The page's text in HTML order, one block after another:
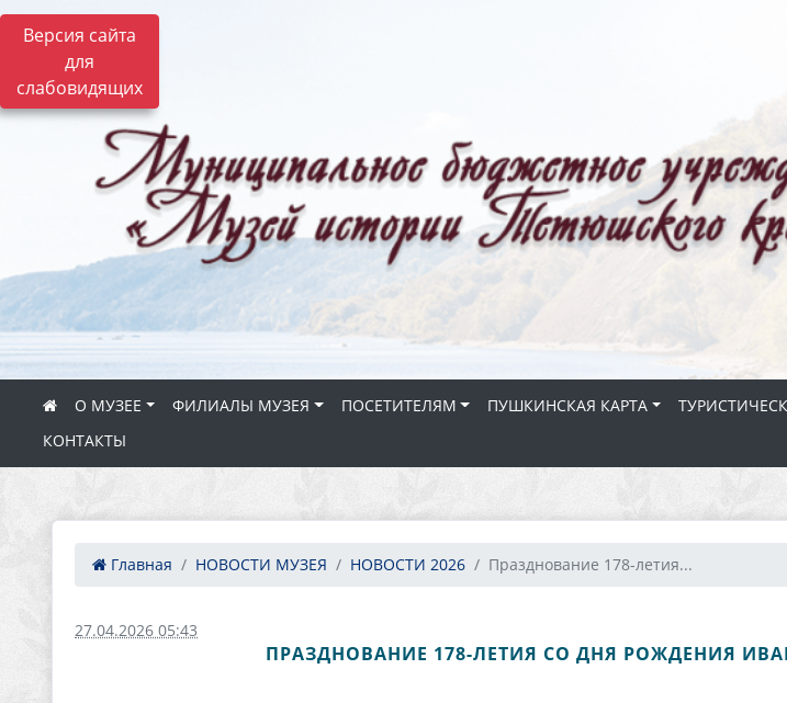
Версия сайта
для
слабовидящих
О МУЗЕЕ ФИЛИАЛЫ МУЗЕЯ ПОСЕТИТЕЛЯМ ПУШКИНСКАЯ КАРТА
КОНТАКТЫ
Главная НОВОСТИ МУЗЕЯ НОВОСТИ 2026 Празднование 178-летия...
27.04.2026 05:43
ПРАЗДНОВАНИЕ 178-ЛЕТИЯ СО ДНЯ РОЖДЕНИЯ